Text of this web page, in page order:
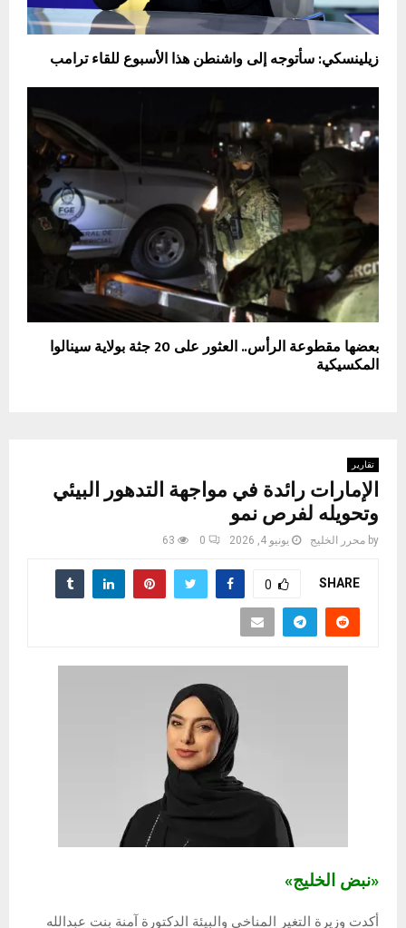
زيلينسكي: سأتوجه إلى واشنطن هذا الأسبوع للقاء ترامب
بعضها مقطوعة الرأس.. العثور على 20 جثة بولاية سينالوا
المكسيكية
تقارير
الإمارات رائدة في مواجهة التدهور البيئي
وتحويله لفرص نمو
by محرر الخليج يونيو 4, 2026 0
63
SHARE
0
«نبض الخليج»
أكدت وزيرة التغير المناخي والبيئة الدكتورة آمنة بنت عبدالله